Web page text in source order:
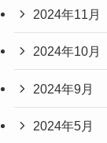
2024年11月
2024年10月
2024年9月
2024年5月